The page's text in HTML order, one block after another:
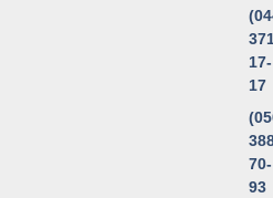
17-
17
70-
93